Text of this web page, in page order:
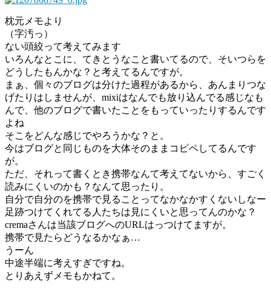
枕元メモより
（字汚っ）
ない頭絞って考えてみます
いろんなとこに、てきとうなこと書いてるので、そいつらを
どうしたもんかな？と考えてるんですが。
まぁ、個々のブログは分けた過程があるから、あんまりつな
げたりはしませんが、mixiはなんでも放り込んでる感じなも
んで、他のブログで書いたことをもっていったりするんです
よね
そこをどんな感じでやろうかな？と。
今はブログと同じものを大体そのままコピペしてるんです
が。
ただ、それって書くとき携帯なんて考えてないから、すごく
読みにくいのかも？なんて思ったり。
自分で自分のを携帯で見ることってなかなかすくないしなー
足跡つけてくれてる人たちは見にくいと思ってんのかな？
cremaさんは当該ブログへのURLはっつけてますが。
携帯で見たらどうなるかなぁ…
うーん
中途半端に考えすぎですね。
とりあえずメモもかねて。